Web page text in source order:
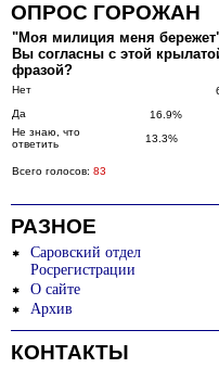
ОПРОС ГОРОЖАН
"Моя милиция меня
Вы согласны с этой
фразой?
Нет
Да
16.9%
Не знаю, что
ответить
13.3%
Всего голосов: 83
РАЗНОЕ
Саровский отдел
Росрегистрации
О сайте
Архив
КОНТАКТЫ